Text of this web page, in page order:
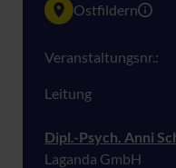
Ostfildern
Veranstaltungsnr.:
Leitung
Dipl.-Psych. Anni
Laganda GmbH